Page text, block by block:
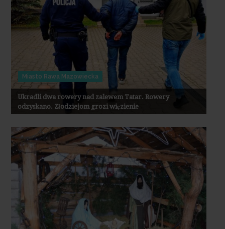
Miasto Rawa Mazowiecka
Ukradli dwa rowery nad zalewem Tatar. Rowery
odzyskano. Złodziejom grozi więzienie